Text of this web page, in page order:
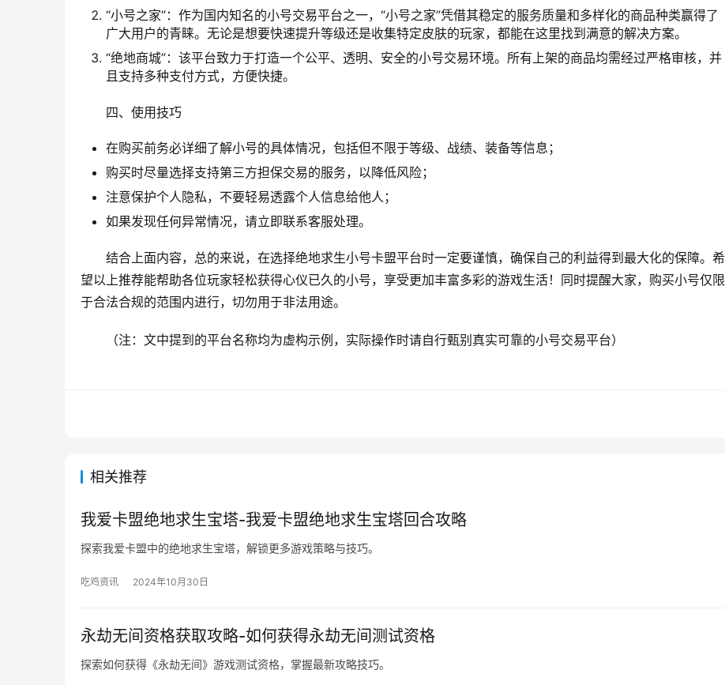
“小号之家”：作为国内知名的小号交易平台之一，“小号之家”凭借其稳定的服务质量和多样化的商品种类赢得了
广大用户的青睐。无论是想要快速提升等级还是收集特定皮肤的玩家，都能在这里找到满意的解决方案。
“绝地商城”：该平台致力于打造一个公平、透明、安全的小号交易环境。所有上架的商品均需经过严格审核，并
且支持多种支付方式，方便快捷。
四、使用技巧
在购买前务必详细了解小号的具体情况，包括但不限于等级、战绩、装备等信息；
购买时尽量选择支持第三方担保交易的服务，以降低风险；
注意保护个人隐私，不要轻易透露个人信息给他人；
如果发现任何异常情况，请立即联系客服处理。
结合上面内容，总的来说，在选择绝地求生小号卡盟平台时一定要谨慎，确保自己的利益得到最大化的保障。希
望以上推荐能帮助各位玩家轻松获得心仪已久的小号，享受更加丰富多彩的游戏生活！同时提醒大家，购买小号仅限
于合法合规的范围内进行，切勿用于非法用途。
（注：文中提到的平台名称均为虚构示例，实际操作时请自行甄别真实可靠的小号交易平台）
相关推荐
我爱卡盟绝地求生宝塔-我爱卡盟绝地求生宝塔回合攻略
探索我爱卡盟中的绝地求生宝塔，解锁更多游戏策略与技巧。
吃鸡资讯 2024年10月30日
永劫无间资格获取攻略-如何获得永劫无间测试资格
探索如何获得《永劫无间》游戏测试资格，掌握最新攻略技巧。